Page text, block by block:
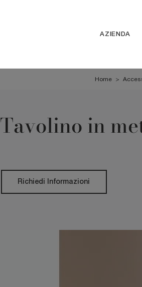
AZIENDA
Home >
Tavolino in
Richiedi Informazioni